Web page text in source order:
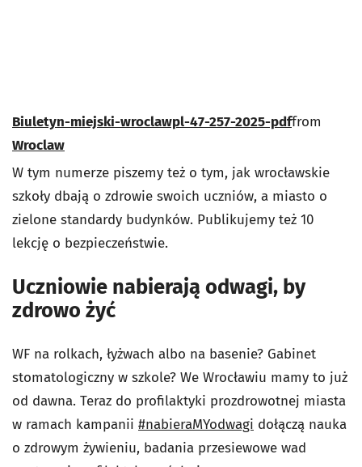
Biuletyn-miejski-wroclawpl-47-257-2025-pdffrom
Wroclaw
W tym numerze piszemy też o tym, jak wrocławskie
szkoły dbają o zdrowie swoich uczniów, a miasto o
zielone standardy budynków. Publikujemy też 10
lekcję o bezpieczeństwie.
Uczniowie nabierają odwagi, by
zdrowo żyć
WF na rolkach, łyżwach albo na basenie? Gabinet
stomatologiczny w szkole? We Wrocławiu mamy to już
od dawna. Teraz do profilaktyki prozdrowotnej miasta
w ramach kampanii #nabieraMYodwagi dołączą nauka
o zdrowym żywieniu, badania przesiewowe wad